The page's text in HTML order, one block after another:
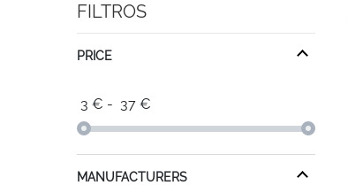
FILTROS
PRICE
3 € - 37 €
MANUFACTURERS